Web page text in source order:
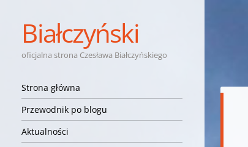
Białczyński
oficjalna strona Czesława Białczyńskiego
Nawigacja
Przejdź do treści
Strona główna
Przewodnik po blogu
Aktualności